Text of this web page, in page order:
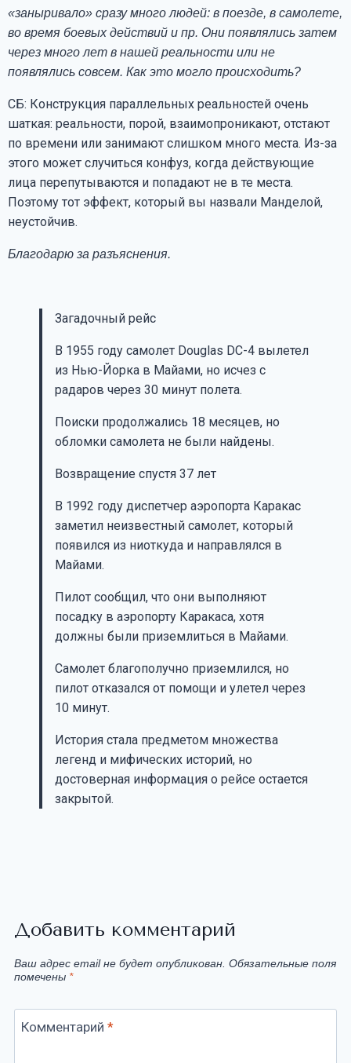
«заныривало» сразу много людей: в поезде, в самолете,
во время боевых действий и пр. Они появлялись затем
через много лет в нашей реальности или не
появлялись совсем. Как это могло происходить?
СБ: Конструкция параллельных реальностей очень
шаткая: реальности, порой, взаимопроникают, отстают
по времени или занимают слишком много места. Из-за
этого может случиться конфуз, когда действующие
лица перепутываются и попадают не в те места.
Поэтому тот эффект, который вы назвали Манделой,
неустойчив.
Благодарю за разъяснения.
Загадочный рейс
В 1955 году самолет Douglas DC-4 вылетел
из Нью-Йорка в Майами, но исчез с
радаров через 30 минут полета.
Поиски продолжались 18 месяцев, но
обломки самолета не были найдены.
Возвращение спустя 37 лет
В 1992 году диспетчер аэропорта Каракас
заметил неизвестный самолет, который
появился из ниоткуда и направлялся в
Майами.
Пилот сообщил, что они выполняют
посадку в аэропорту Каракаса, хотя
должны были приземлиться в Майами.
Самолет благополучно приземлился, но
пилот отказался от помощи и улетел через
10 минут.
История стала предметом множества
легенд и мифических историй, но
достоверная информация о рейсе остается
закрытой.
Добавить комментарий
Ваш адрес email не будет опубликован. Обязательные поля
помечены *
Комментарий *